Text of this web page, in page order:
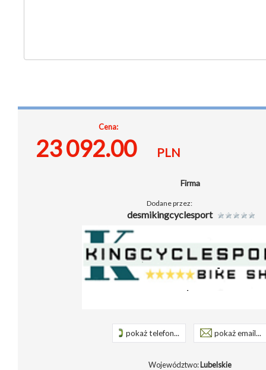
Cena:
23 092.00 PLN
Firma
Dodane przez:
desmikingcyclesport
pokaż telefon... pokaż email...
Województwo:Lubelskie